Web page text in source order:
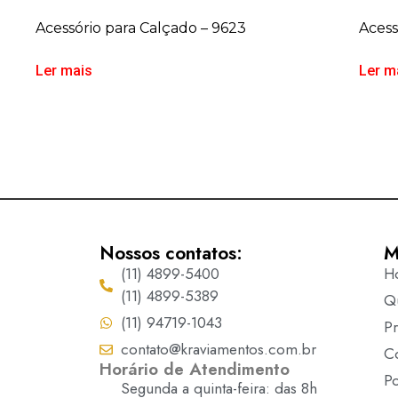
Acessório para Calçado – 9623
Ler mais Ler
Nossos contatos:
(11) 4899-5400
(11) 4899-5389
(11) 94719-1043
contato@kraviamentos.com.br
Horário de Atendimento
Segunda a quinta-feira: das 8h